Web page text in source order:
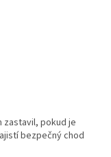
zastavil, pokud je
bezpečný chod